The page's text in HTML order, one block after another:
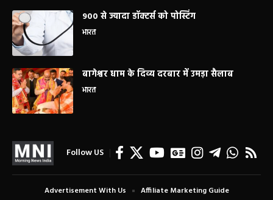
900 से ज्यादा डॉक्टर्स को पोस्टिंग
भारत
बागेश्वर धाम के दिव्य दरबार में उमड़ा सैलाब
भारत
Follow US
Advertisement With Us
Affiliate Marketing Guide